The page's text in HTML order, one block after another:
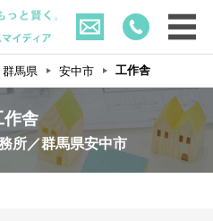
群馬県 安中市 工作舎
作舎
所／群馬県安中市